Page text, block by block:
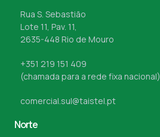
Rua S. Sebastião
Lote 11, Pav. 11,
2635-448 Rio de Mouro
+351 219 151 409
(chamada para a rede fixa nacional)
comercial.sul@taistel.pt
Norte